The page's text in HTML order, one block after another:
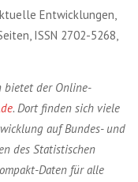
Entwicklungen,
ISSN 2702-5268,
bietet der Online-
. Dort finden sich viele
auf Bundes- und
des Statistischen
Daten für alle